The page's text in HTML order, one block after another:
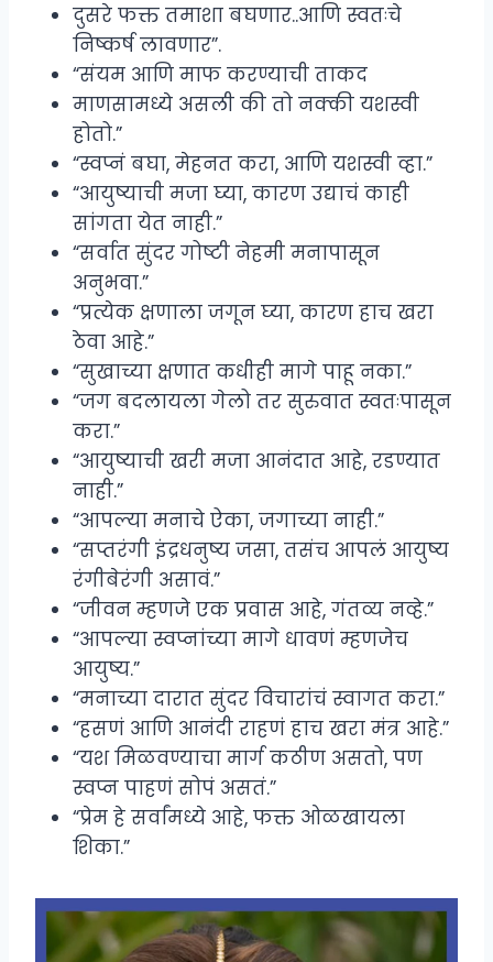
दुसरे फक्त तमाशा बघणार..आणि स्वतःचे
निष्कर्ष लावणार”.
“संयम आणि माफ करण्याची ताकद
माणसामध्ये असली की तो नक्की यशस्वी
होतो.”
“स्वप्नं बघा, मेहनत करा, आणि यशस्वी व्हा.”
“आयुष्याची मजा घ्या, कारण उद्याचं काही
सांगता येत नाही.”
“सर्वात सुंदर गोष्टी नेहमी मनापासून
अनुभवा.”
“प्रत्येक क्षणाला जगून घ्या, कारण हाच खरा
ठेवा आहे.”
“सुखाच्या क्षणात कधीही मागे पाहू नका.”
“जग बदलायला गेलो तर सुरुवात स्वतःपासून
करा.”
“आयुष्याची खरी मजा आनंदात आहे, रडण्यात
नाही.”
“आपल्या मनाचे ऐका, जगाच्या नाही.”
“सप्तरंगी इंद्रधनुष्य जसा, तसंच आपलं आयुष्य
रंगीबेरंगी असावं.”
“जीवन म्हणजे एक प्रवास आहे, गंतव्य नव्हे.”
“आपल्या स्वप्नांच्या मागे धावणं म्हणजेच
आयुष्य.”
“मनाच्या दारात सुंदर विचारांचं स्वागत करा.”
“हसणं आणि आनंदी राहणं हाच खरा मंत्र आहे.”
“यश मिळवण्याचा मार्ग कठीण असतो, पण
स्वप्न पाहणं सोपं असतं.”
“प्रेम हे सर्वांमध्ये आहे, फक्त ओळखायला
शिका.”